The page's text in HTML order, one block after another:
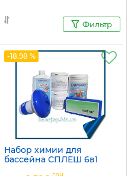
Фильтр
-18.98 %
Набор химии для
бассейна СПЛЕШ 6в1